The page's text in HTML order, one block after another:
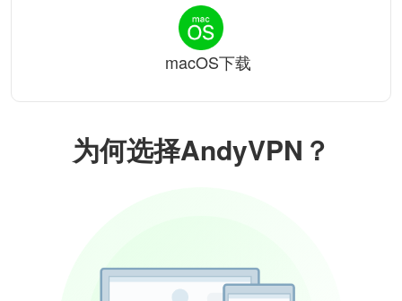
为何选择AndyVPN？
macOS下载